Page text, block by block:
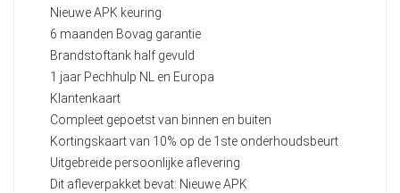
Nieuwe APK keuring
6 maanden Bovag garantie
Brandstoftank half gevuld
1 jaar Pechhulp NL en Europa
Klantenkaart
Compleet gepoetst van binnen en buiten
Kortingskaart van 10% op de 1ste onderhoudsbeurt
Uitgebreide persoonlijke aflevering
Dit afleverpakket bevat: Nieuwe APK